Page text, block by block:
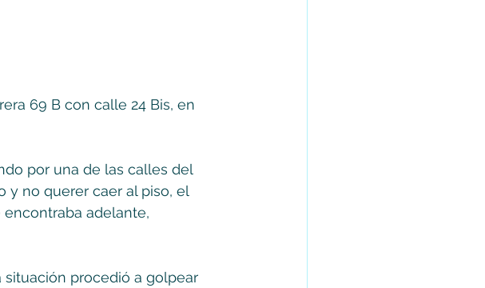
69 B con calle 24 Bis, en
por una de las calles del
y no querer caer al piso, el
adelante,
procedió a golpear